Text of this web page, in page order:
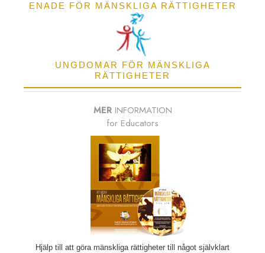
ENADE FÖR MÄNSKLIGA RÄTTIGHETER
UNGDOMAR FÖR MÄNSKLIGA
RÄTTIGHETER
MER INFORMATION
for Educators
Hjälp till att göra mänskliga rättigheter till något självklart